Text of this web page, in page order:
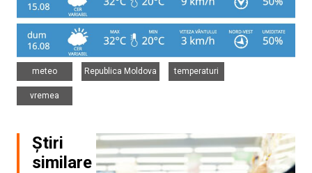
meteo
Republica Moldova
temperaturi
vremea
Știri
similare